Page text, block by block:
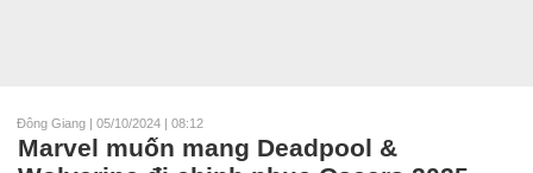
Đông Giang | 05/10/2024 | 08:12
Marvel muốn mang Deadpool &